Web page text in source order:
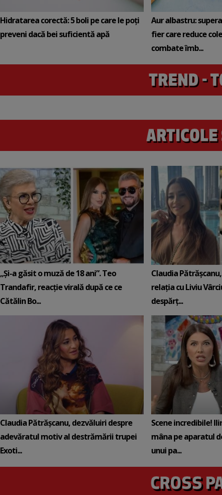
Hidratarea corectă: 5 boli pe care le poți
preveni dacă bei suficientă apă
Aur albastru:
fier care reduce
combate îmb...
„Și-a găsit o muză de 18 ani”. Teo
Trandafir, reacție virală după ce ce
Cătălin Bo...
Claudia
relația cu Liviu
despărț...
Claudia Pătrășcanu, dezvăluiri despre
adevăratul motiv al destrămării trupei
Exoti...
Scene incredibile!
mâna pe aparatul
unui pa...